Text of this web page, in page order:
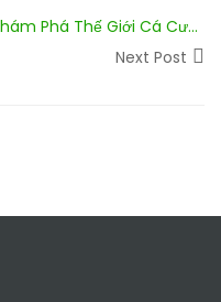
Khám Phá Thế Giới Cá Cược Đỉnh Cao Cùng nhà đất van minh hải phòng – Nền Tảng Đáng Tin Cậy Cho Người Yêu Thể Thao Và Casino
Next Post